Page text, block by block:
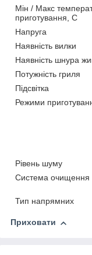
Мін / Макс
приготування, C
Напруга
Наявність вилки
Наявність шнура
Потужність гриля
Підсвітка
Режими
Рівень шуму
Система очищення
Тип напрямних
Приховати